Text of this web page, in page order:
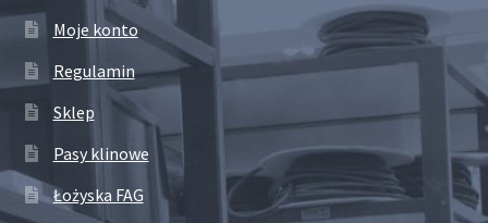
Moje konto
Regulamin
Sklep
Pasy klinowe
Łożyska FAG